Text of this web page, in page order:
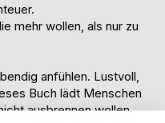
mehr wollen, als nur zu
anfühlen. Lustvoll,
Buch lädt Menschen
ausbrennen wollen.